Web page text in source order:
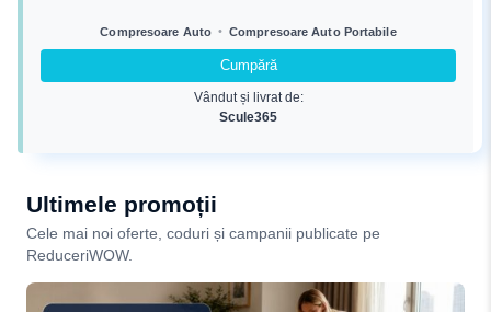
a
fost:
225,73 lei.
este:
149,00 lei.
Compresoare Auto • Compresoare Auto Portabile
Cumpără
Vândut și livrat de:
Scule365
Ultimele promoții
Cele mai noi oferte, coduri și campanii publicate pe
ReduceriWOW.